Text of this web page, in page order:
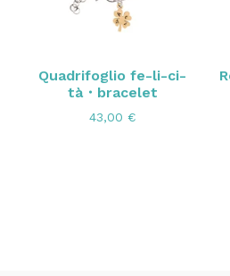
Quadrifoglio fe-li-ci-
tà・bracelet
43,00 €